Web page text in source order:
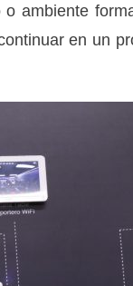
ambiente
en un